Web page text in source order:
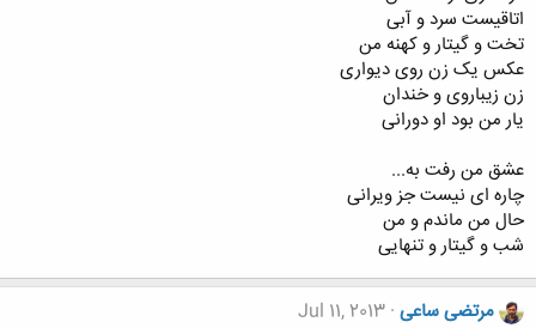
اتاقیست سرد و آبی
تخت و گیتار و کهنه من
عکس یک زن روی دیواری
زن زیباروی و خندان
یار من بود او دورانی
عشق من رفت به...
چاره ای نیست جز ویرانی
حال من ماندم و من
شب و گیتار و تنهایی
مرتضی ساعی Jul 11, 2013